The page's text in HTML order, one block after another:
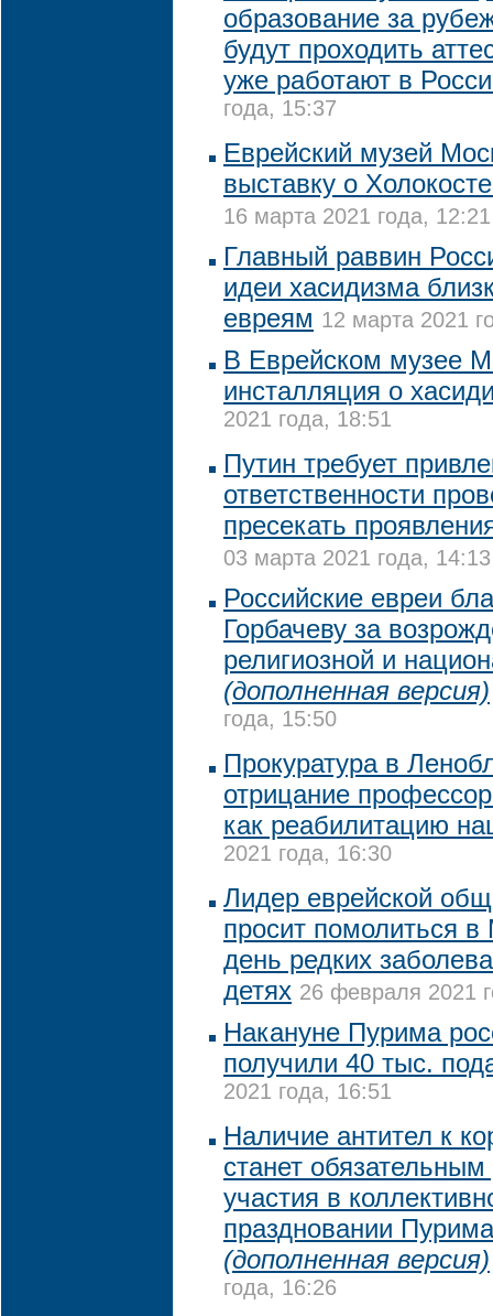
образование за
будут проходить
уже работают в
года, 15:37
Еврейский музей
выставку о
16 марта 2021 года, 12:21
Главный раввин
идеи хасидизма
евреям 12 марта 2021
В Еврейском музее
инсталляция о
2021 года, 18:51
Путин требует
ответственности
пресекать
03 марта 2021 года, 14:13
Российские евреи
Горбачеву за
религиозной и
(дополненная версия)
года, 15:50
Прокуратура в
отрицание
как реабилитацию
2021 года, 16:30
Лидер еврейской
просит помолиться
день редких
детях 26 февраля 2021
Накануне Пурима
получили 40 тыс.
2021 года, 16:51
Наличие антител к
станет
участия в
праздновании
(дополненная версия)
года, 16:26